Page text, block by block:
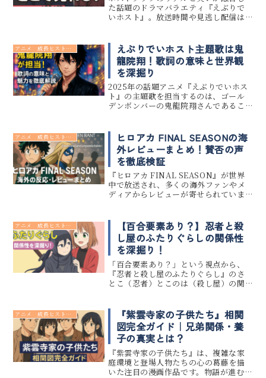
た話題のドラマバラエティ『えぶりで
いホスト』。放送時間や見逃し配信は
でいホスト』のテレビ放送時間と配信
サービス（TVer・Huluなど）...
アニメ 成長ヒストリー
えぶりでいホスト主題歌は鬼
龍院翔！歌詞の意味と世界観
を深掘り
2025年の話題アニメ『えぶりでいホス
ト』の主題歌を担当するのは、ゴール
デンボンバーの鬼龍院翔さんであるこ
記事では、鬼龍院翔さんが『えぶりで
いホスト』の主題歌を手がけるこ...
アニメ 成長ヒストリー
ヒロアカ FINAL SEASONの海
外レビューまとめ！賛否の声
を徹底検証
『ヒロアカ FINAL SEASON』が世界
中で放送され、多くの海外ファンやメ
ディアからレビューが寄せられていま
ーを徹底的に調査・分析し、評価の傾
向や注目ポイント...
アニメ 成長ヒストリー
【百合要素あり？】忍者と殺
し屋のふたりぐらしの関係性
を深掘り！
「百合要素あり？」という視点から、
『忍者と殺し屋のふたりぐらし』のさ
とこ（忍者）とこのは（殺し屋）の関
存しつつ、二人の“曖昧な距離感”が静か
に漂います。この記事では、ファ...
アニメ 成長ヒストリー
『紫雲寺家の子供たち』相関
図完全ガイド｜兄弟関係・養
子の真実とは？
『紫雲寺家の子供たち』は、複雑な家
庭環境と登場人物たちの心の葛藤を描
いた注目の漫画作品です。物語が進むに